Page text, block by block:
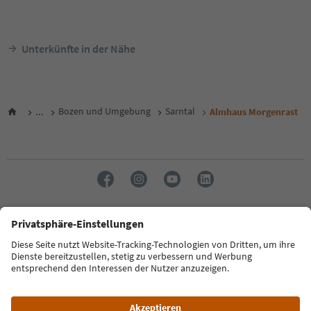
Unterkünfte in der Nähe
... Bozen und Umgebung Sarntal Almhaus Morgenrast
Sprache: Deutsch
FAQ Kontakt Presse MICE Datenschutzerklärung
Zugänglichkeitserklärung